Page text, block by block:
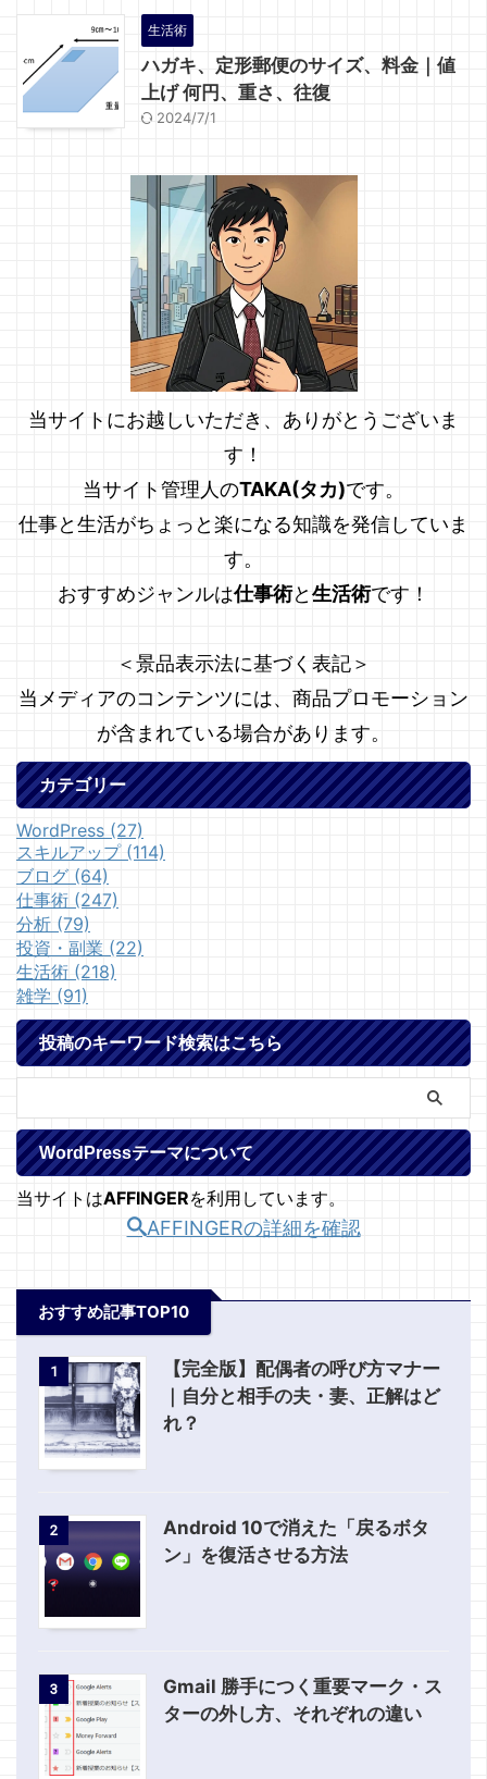
生活術
ハガキ、定形郵便のサイズ、料金｜値
上げ 何円、重さ、往復
2024/7/1
当サイトにお越しいただき、ありがとうございま
す！
当サイト管理人のTAKA(タカ)です。
仕事と生活がちょっと楽になる知識を発信していま
す。
おすすめジャンルは仕事術と生活術です！
＜景品表示法に基づく表記＞
当メディアのコンテンツには、商品プロモーション
が含まれている場合があります。
カテゴリー
WordPress (27)
スキルアップ (114)
ブログ (64)
仕事術 (247)
分析 (79)
投資・副業 (22)
生活術 (218)
雑学 (91)
投稿のキーワード検索はこちら
WordPressテーマについて
当サイトはAFFINGERを利用しています。
AFFINGERの詳細を確認
おすすめ記事TOP10
1
【完全版】配偶者の呼び方マナー
｜自分と相手の夫・妻、正解はど
れ？
2
Android 10で消えた「戻るボタ
ン」を復活させる方法
3
Gmail 勝手につく重要マーク・ス
ターの外し方、それぞれの違い